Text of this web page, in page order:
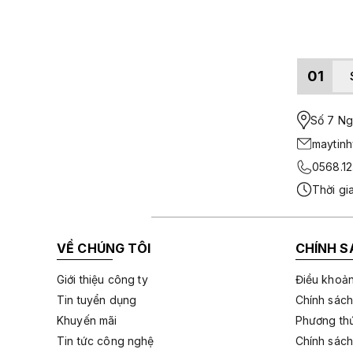
01
Số 7
Thời
VỀ CHÚNG TÔI
Giới thiệu công ty
Tin tuyển dụng
Khuyến mãi
Tin tức công nghệ
CHÍNH
Điều
Chính
Phương
Chính